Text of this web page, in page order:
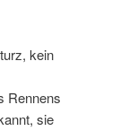
kein
Rennens
sie